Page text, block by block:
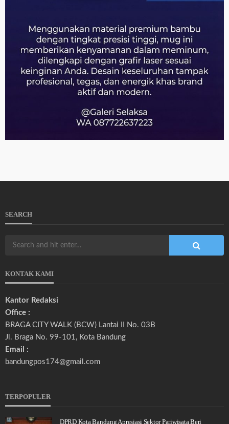
SEARCH
KONTAK KAMI
Kantor Redaksi
Office :
BRAGA CITY WALK (BCW) Lantai II No. 03B
Jl. Braga No. 99-101, Kota Bandung
Email :
bandungpos174@gmail.com
TERPOPULER
DPRD Kota Bandung Apresiasi Sektor Pariwisata Beri